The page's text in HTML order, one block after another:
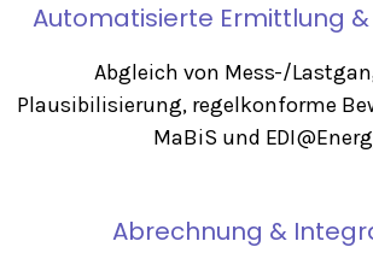
Automatisierte Ermittlung
Abgleich von Mess-/
Plausibilisierung, regelkonforme
MaBiS und
Abrechnung &